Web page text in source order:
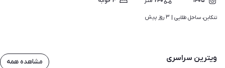
تنکابن، ساحل طلایی | ۳ روز پیش
ویترین سراسری مشاهده همه